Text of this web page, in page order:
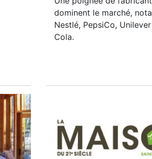
dominent le marché,
Nestlé, PepsiCo,
Cola.